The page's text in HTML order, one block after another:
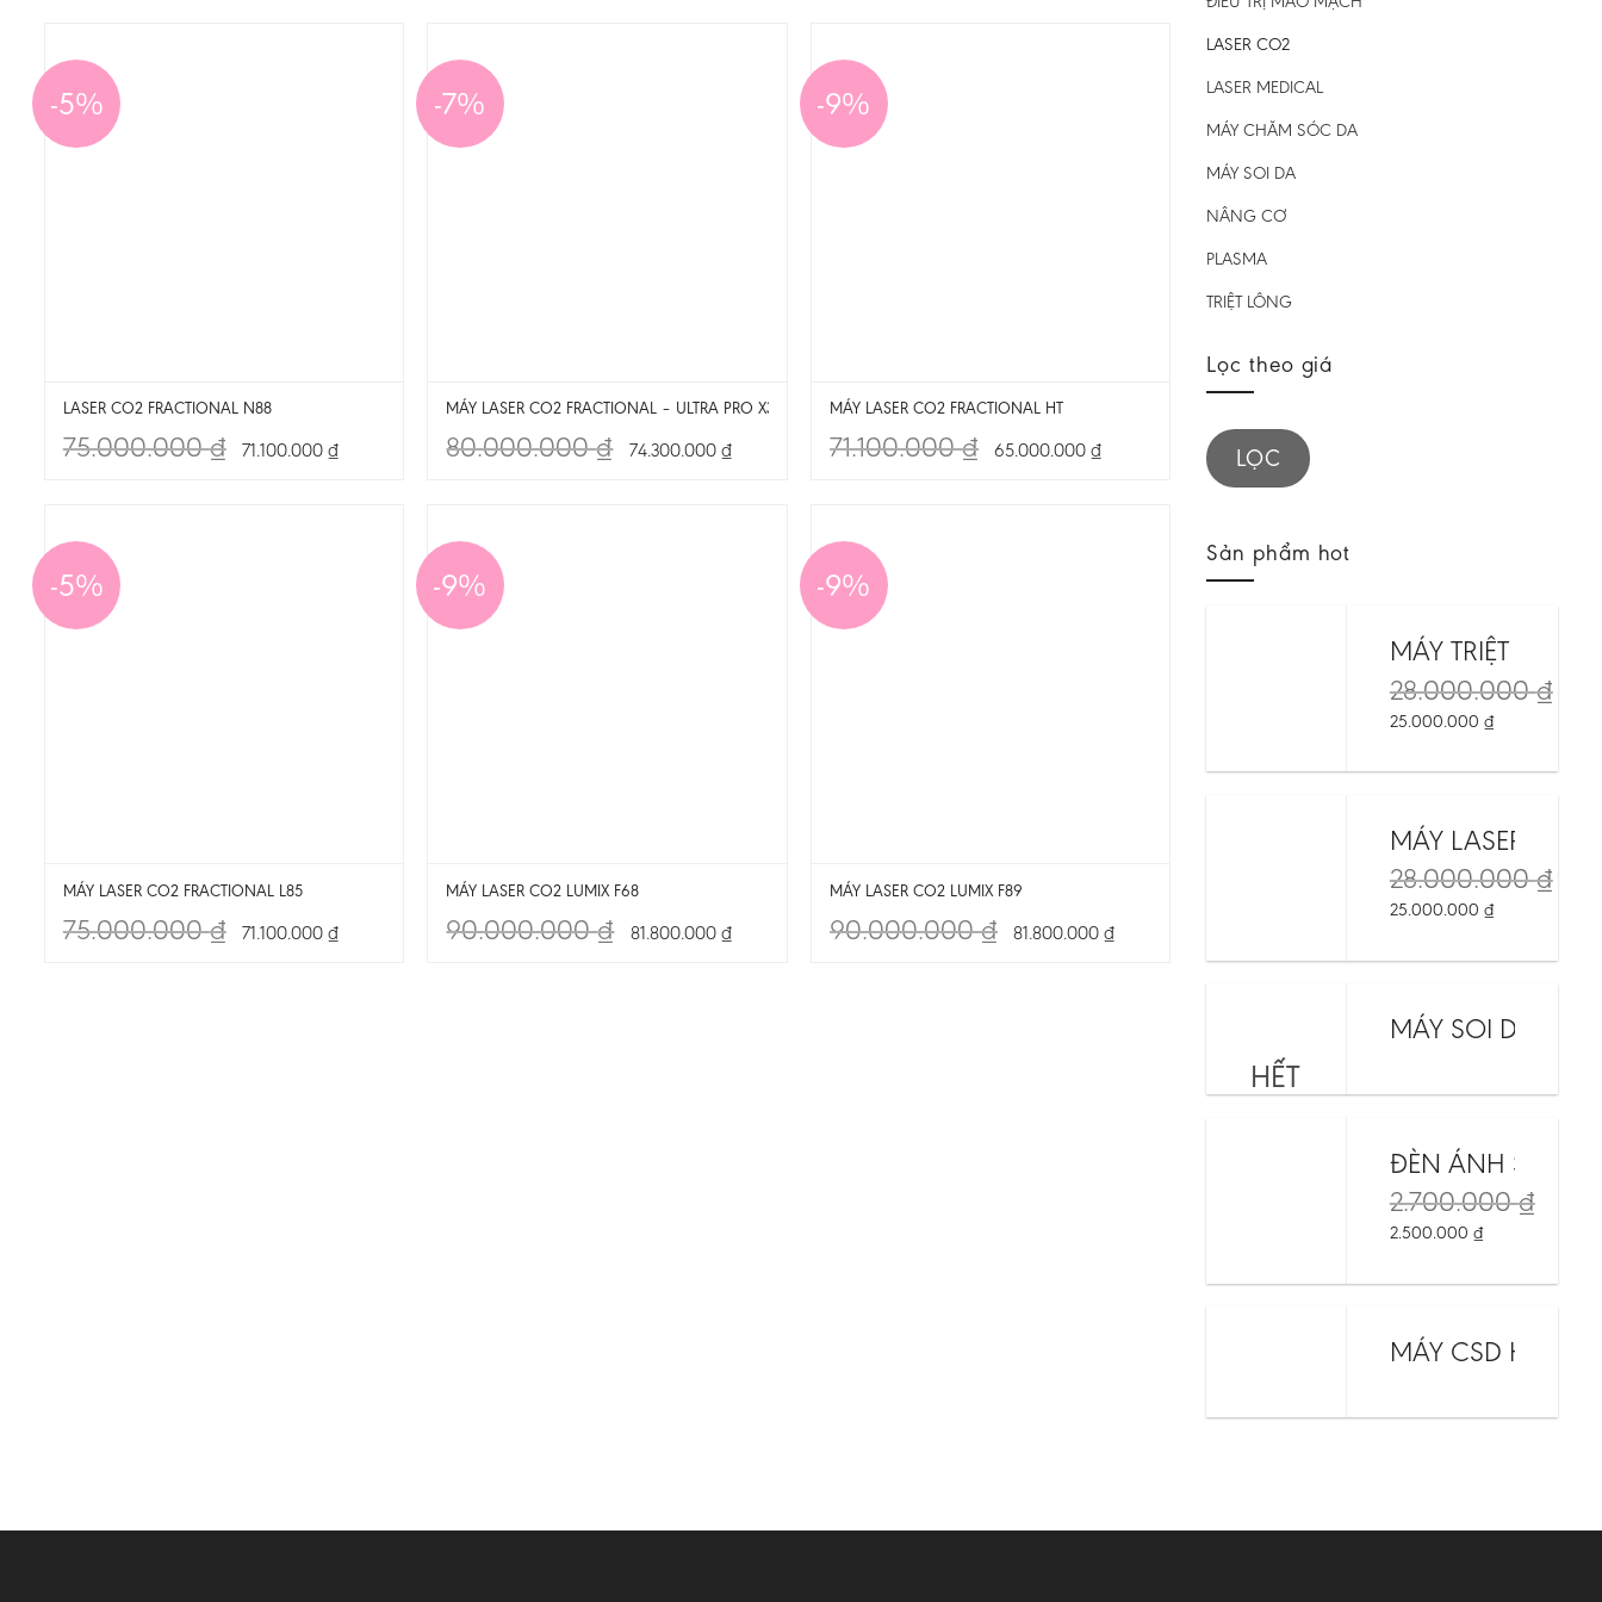
-5%
LASER CO2 FRACTIONAL N88
75.000.000₫ 71.100.000 ₫
-7%
MÁY LASER CO2 FRACTIONAL – ULTRA PRO X3
80.000.000₫ 74.300.000 ₫
-9%
MÁY LASER CO2 FRACTIONAL HT
71.100.000₫ 65.000.000₫
-5%
MÁY LASER CO2 FRACTIONAL L85
75.000.000₫ 71.100.000 ₫
-9%
MÁY LASER CO2 LUMIX F68
90.000.000₫ 81.800.000 ₫
-9%
MÁY LASER CO2 LUMIX F89
90.000.000₫ 81.800.000₫
LASER CO2
LASER MEDICAL
MÁY CHĂM SÓC DA
MÁY SOI DA
NÂNG CƠ
PLASMA
TRIỆT LÔNG
Lọc theo giá
LỌC
Sản phẩm hot
MÁY TRIỆT LÔNG
28.000.000₫
25.000.000 ₫
MÁY LASER NEO
28.000.000₫
25.000.000 ₫
HẾT
MÁY SOI DA
ĐÈN ÁNH SÁNG
2.700.000₫
2.500.000 ₫
MÁY CSD HCR